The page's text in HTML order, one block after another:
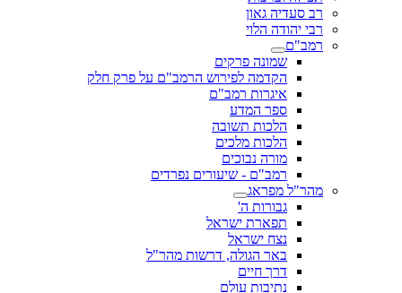
רב סעדיה גאון
רבי יהודה הלוי
רמב"ם
שמונה פרקים
הקדמה לפירוש הרמב"ם על פרק חלק
איגרות רמב"ם
ספר המדע
הלכות תשובה
הלכות מלכים
מורה נבוכים
רמב"ם - שיעורים נפרדים
מהר"ל מפראג
גבורות ה'
תפארת ישראל
נצח ישראל
באר הגולה, דרשות מהר"ל
דרך חיים
נתיבות עולם